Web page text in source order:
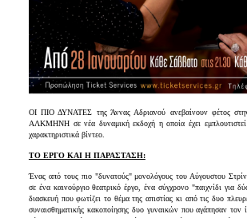
ΟΙ ΠΙΟ ΔΥΝΑΤΕΣ της Άννας Αδριανού ανεβαίνουν φέτος
ΑΛΚΜΗΝΗ σε νέα δυναμική εκδοχή η οποία έχει εμπλουτιστεί
χαρακτηριστικά βίντεο.
ΤΟ ΕΡΓΟ ΚΑΙ Η ΠΑΡΑΣΤΑΣΗ:
Ένας από τους πιο "δυνατούς" μονολόγους του Αύγουστου
σε ένα καινούργιο θεατρικό έργο, ένα σύγχρονο "παιχνίδι για
διασκευή που φωτίζει το θέμα της απιστίας κι από τις δυο
συναισθηματικής κακοποίησης δυο γυναικών που αγάπησαν τον